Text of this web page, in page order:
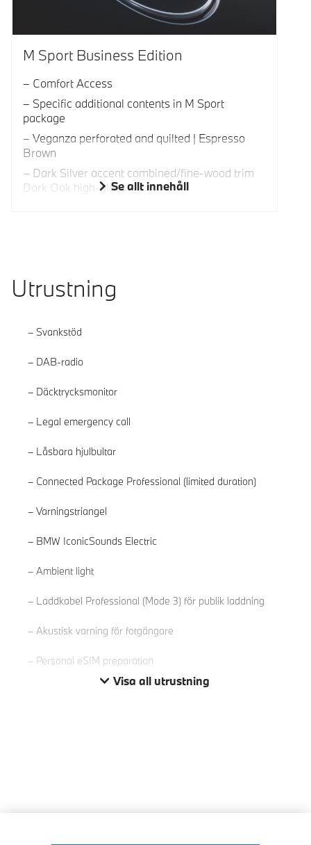
M Sport Business Edition
Comfort Access
Specific additional contents in M Sport
package
Veganza perforated and quilted | Espresso
Brown
Dark Silver accent combined/fine-wood trim
Dark Oak high-glossSe allt innehåll
Utrustning
Svankstöd
DAB-radio
Däcktrycksmonitor
Legal emergency call
Låsbara hjulbultar
Connected Package Professional (limited duration)
Varningstriangel
BMW IconicSounds Electric
Ambient light
Laddkabel Professional (Mode 3) för publik laddning
Akustisk varning för fotgängare
Personal eSIM preparation
Visa all utrustning